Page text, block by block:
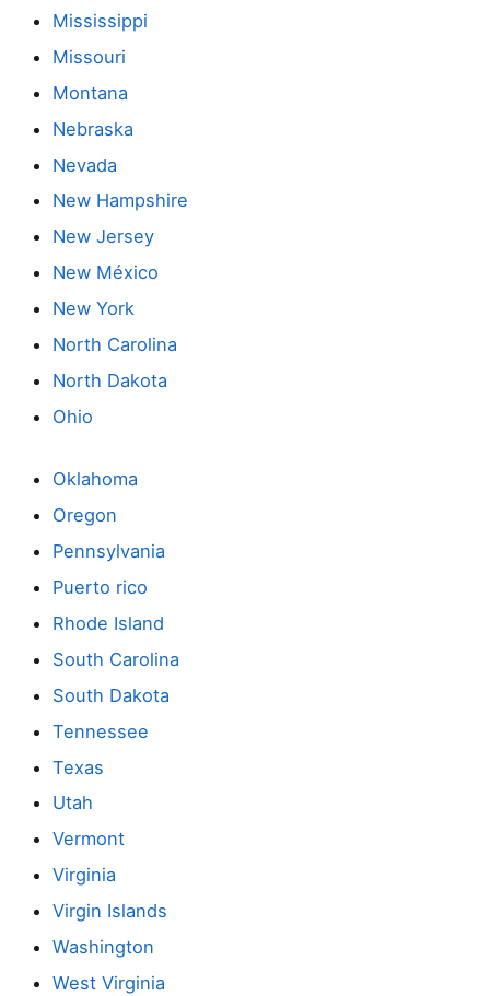
Mississippi
Missouri
Montana
Nebraska
Nevada
New Hampshire
New Jersey
New México
New York
North Carolina
North Dakota
Ohio
Oklahoma
Oregon
Pennsylvania
Puerto rico
Rhode Island
South Carolina
South Dakota
Tennessee
Texas
Utah
Vermont
Virginia
Virgin Islands
Washington
West Virginia